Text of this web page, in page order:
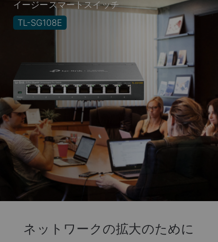
イージースマートスイッチ
TL-SG108E
ネットワークの拡大のために